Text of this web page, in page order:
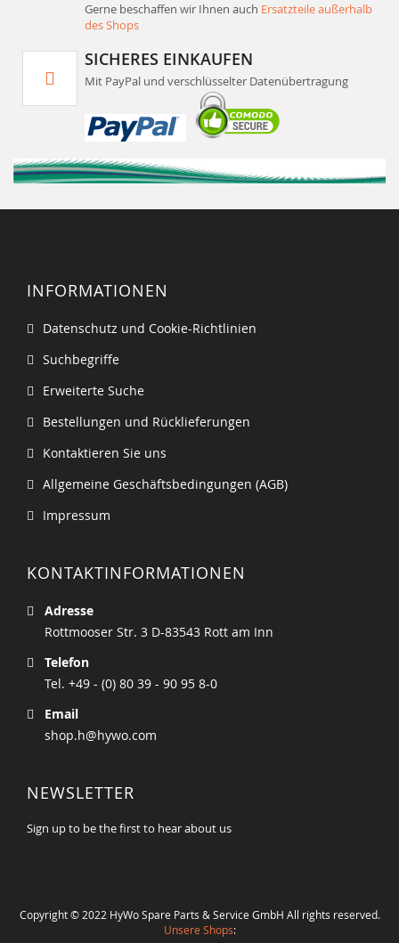
Gerne beschaffen wir Ihnen auch Ersatzteile außerhalb
des Shops
SICHERES EINKAUFEN
Mit PayPal und verschlüsselter Datenübertragung
INFORMATIONEN
Datenschutz und Cookie-Richtlinien
Suchbegriffe
Erweiterte Suche
Bestellungen und Rücklieferungen
Kontaktieren Sie uns
Allgemeine Geschäftsbedingungen (AGB)
Impressum
KONTAKTINFORMATIONEN
Adresse
Rottmooser Str. 3 D-83543 Rott am Inn
Telefon
Tel. +49 - (0) 80 39 - 90 95 8-0
Email
shop.h@hywo.com
NEWSLETTER
Sign up to be the first to hear about us
Copyright © 2022 HyWo Spare Parts & Service GmbH All rights reserved.
Unsere Shops: